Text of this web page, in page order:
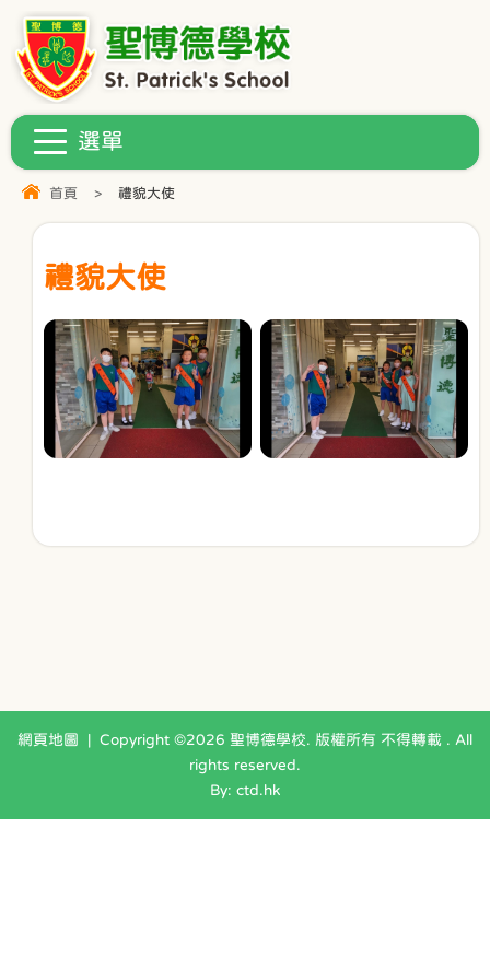
首頁 > 禮貌大使
禮貌大使
網頁地圖 | Copyright ©2026 聖博德學校. 版權所有 不得轉載 . All
rights reserved.
By: ctd.hk